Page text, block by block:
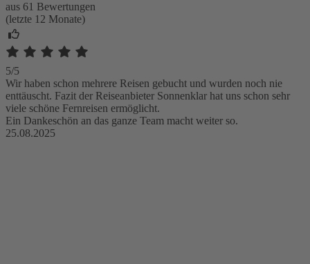
aus 61 Bewertungen
(letzte 12 Monate)
5/5
Wir haben schon mehrere Reisen gebucht und wurden noch nie
enttäuscht. Fazit der Reiseanbieter Sonnenklar hat uns schon sehr
viele schöne Fernreisen ermöglicht.
Ein Dankeschön an das ganze Team macht weiter so.
25.08.2025